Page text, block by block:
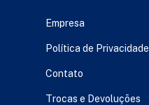
Empresa
Política de Privacidade
Contato
Trocas e Devoluções